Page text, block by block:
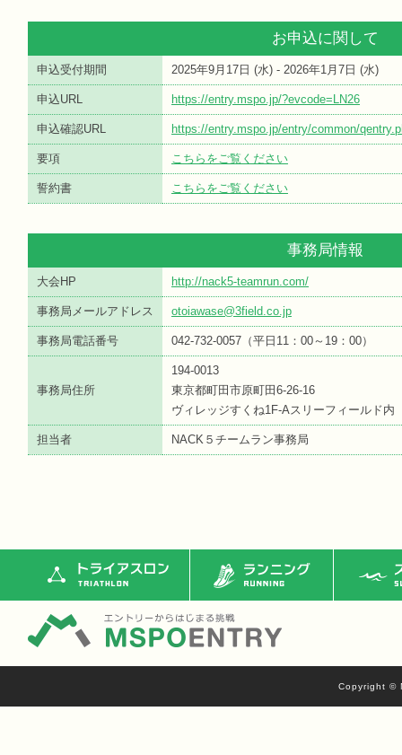
お申込に関して
申込受付期間 2025年9月17日 (水) - 2026年1月7日 (水)
申込URL https://entry.mspo.jp/?evcode=LN26
申込確認URL https://entry.mspo.jp/entry/common/
要項 こちらをご覧ください
誓約書 こちらをご覧ください
事務局情報
大会HP http://nack5-teamrun.com/
事務局メールアドレス otoiawase@3field.co.jp
事務局電話番号 042-732-0057（平日11：00～19：00）
事務局住所
194-0013
東京都町田市原町田6-26-16
ヴィレッジすくね1F-Aスリーフィールド内
担当者 NACK５チームラン事務局
トライアスロン ランニング ス
Copyright ©